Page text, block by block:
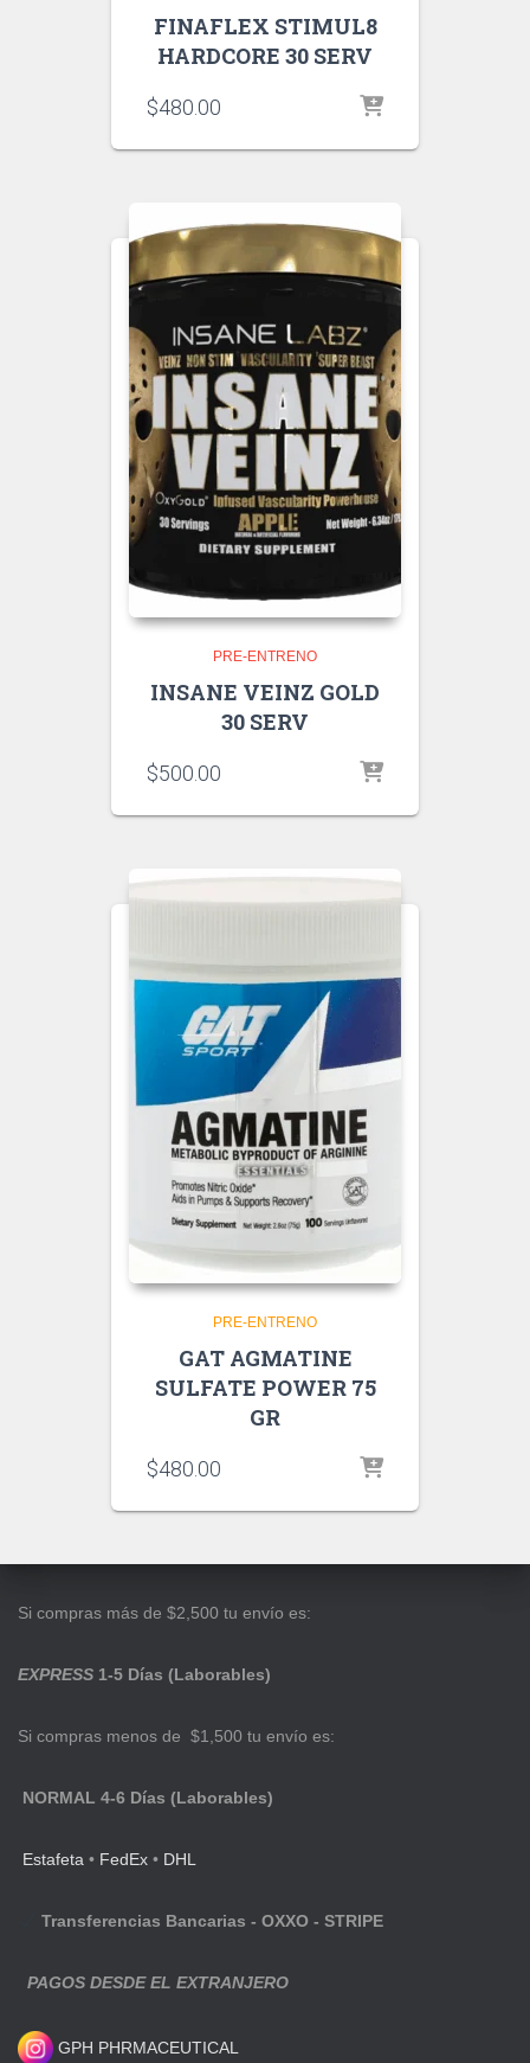
FINAFLEX STIMUL8
HARDCORE 30 SERV
$480.00
PRE-ENTRENO
INSANE VEINZ GOLD
30 SERV
$500.00
PRE-ENTRENO
GAT AGMATINE
SULFATE POWER 75
GR
$480.00
Si compras más de $2,500 tu envío es:
EXPRESS 1-5 Días (Laborables)
Si compras menos de $1,500 tu envío es:
NORMAL 4-6 Días (Laborables)
Estafeta • FedEx • DHL
Transferencias Bancarias - OXXO - STRIPE
PAGOS DESDE EL EXTRANJERO
GPH PHRMACEUTICAL